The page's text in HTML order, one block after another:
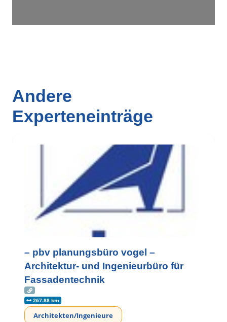
Andere
Experteneinträge
– pbv planungsbüro vogel –
Architektur- und Ingenieurbüro für
Fassadentechnik
267.88 km
Architekten/Ingenieure